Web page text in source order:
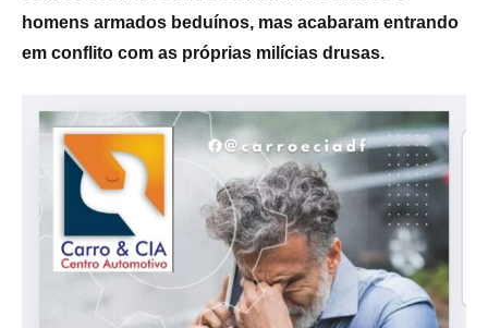
homens armados beduínos, mas acabaram entrando
em conflito com as próprias milícias drusas.